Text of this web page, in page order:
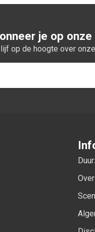
je op
op de hoogte over